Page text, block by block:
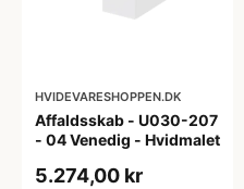
HVIDEVARESHOPPEN.DK
Affaldsskab - U030-207
- 04 Venedig - Hvidmalet
5.274,00 kr